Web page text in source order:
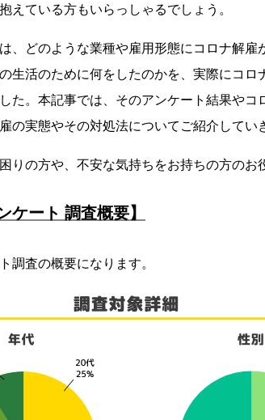
えている方もいらっしゃるでしょう。
、どのような業種や雇用形態にコロナ解雇
生活のために何をしたのかを、実際にコロ
た。本記事では、そのアンケート結果やコ
の実態やその対処法についてご紹介してい
りの方や、不安な気持ちをお持ちの方のお
ケート 調査概要】
調査の概要になります。